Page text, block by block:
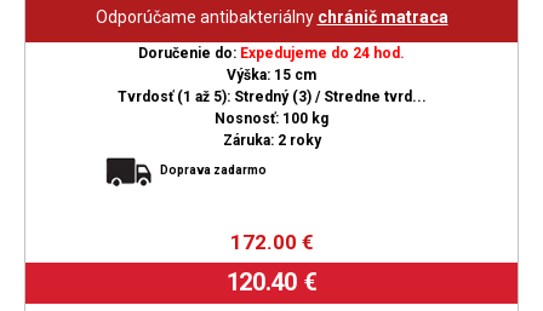
Odporúčame antibakteriálny chránič matraca
Doručenie do: Expedujeme do 24 hod.
Výška: 15 cm
Tvrdosť (1 až 5): Stredný (3) / Stredne tvrd...
Nosnosť: 100 kg
Záruka: 2 roky
Doprava zadarmo
172.00 €
120.40 €